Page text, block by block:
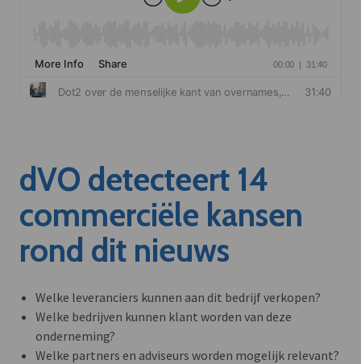
dVO detecteert 14
commerciële kansen
rond dit nieuws
Welke leveranciers kunnen aan dit bedrijf verkopen?
Welke bedrijven kunnen klant worden van deze
onderneming?
Welke partners en adviseurs worden mogelijk relevant?